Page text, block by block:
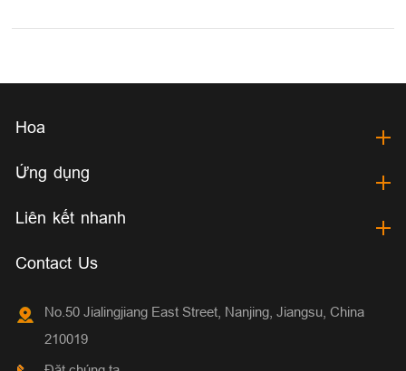
Hoa
Ứng dụng
Liên kết nhanh
Contact Us
No.50 Jialingjiang East Street, Nanjing, Jiangsu, China
210019